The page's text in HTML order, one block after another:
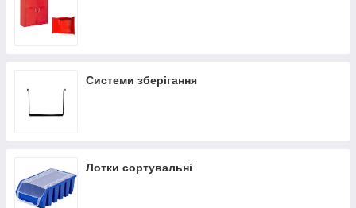
Системи зберігання
Лотки сортувальні